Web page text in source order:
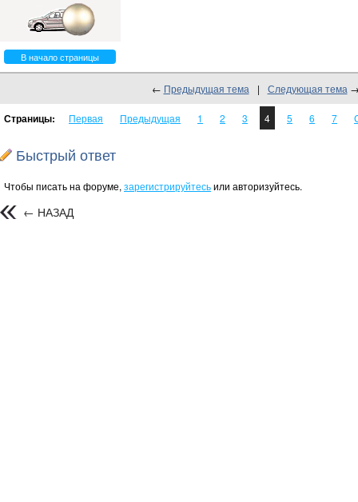
В начало страницы
← Предыдущая тема | Следующая тема
Страницы: Первая Предыдущая 1 2 3 4 5 6 7
Быстрый ответ
Чтобы писать на форуме, зарегистрируйтесьили авторизуйтесь.
← НАЗАД